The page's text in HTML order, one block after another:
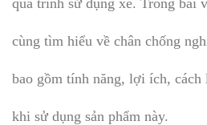
cùng tìm hiểu về chân chống
bao gồm tính năng, lợi ích,
khi sử dụng sản phẩm này.